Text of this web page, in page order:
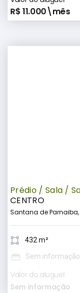
R$ 11.000\mês
Prédio / Sala /
CENTRO
Santana de Parnaiba,
432 m²
Sem informação
Valor do aluguel
Sem informação